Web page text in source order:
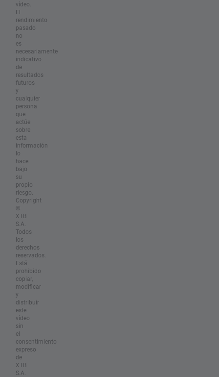
vídeo.
El
rendimiento
pasado
no
es
necesariamente
indicativo
de
resultados
futuros
y
cualquier
persona
que
actúe
sobre
esta
información
lo
hace
bajo
su
propio
riesgo.
Copyright
©
XTB
S.A.
Todos
los
derechos
reservados.
Está
prohibido
copiar,
modificar
y
distribuir
este
vídeo
sin
el
consentimiento
expreso
de
XTB
S.A.